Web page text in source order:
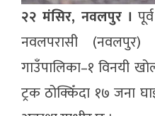
२२ मंसिर, नवलपुर ।
नवलपरासी (नवलपुर)
गाउँपालिका–१ विनयी
ट्रक ठोक्किँदा १७ जना